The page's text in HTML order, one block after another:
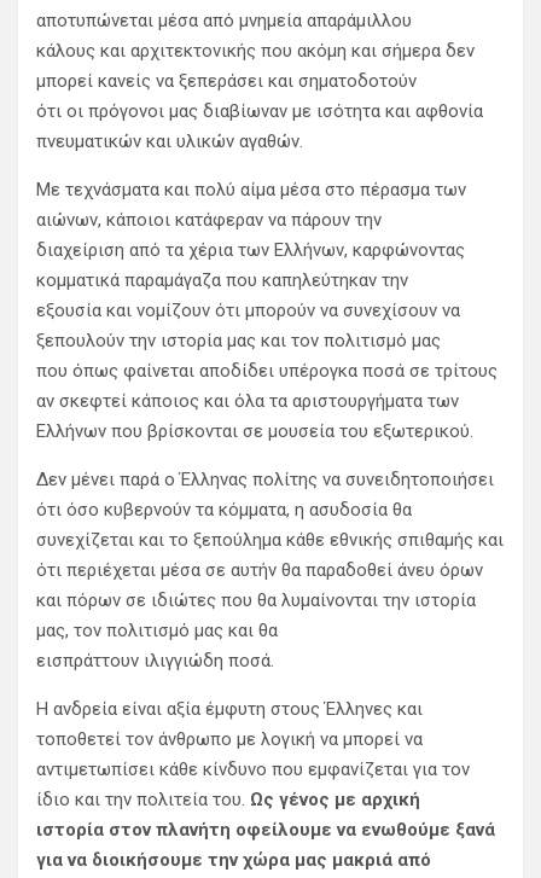
αποτυπώνεται μέσα από μνημεία απαράμιλλου
κάλους και αρχιτεκτονικής που ακόμη και σήμερα δεν
μπορεί κανείς να ξεπεράσει και σηματοδοτούν
ότι οι πρόγονοι μας διαβίωναν με ισότητα και αφθονία
πνευματικών και υλικών αγαθών.
Με τεχνάσματα και πολύ αίμα μέσα στο πέρασμα των
αιώνων, κάποιοι κατάφεραν να πάρουν την
διαχείριση από τα χέρια των Ελλήνων, καρφώνοντας
κομματικά παραμάγαζα που καπηλεύτηκαν την
εξουσία και νομίζουν ότι μπορούν να συνεχίσουν να
ξεπουλούν την ιστορία μας και τον πολιτισμό μας
που όπως φαίνεται αποδίδει υπέρογκα ποσά σε τρίτους
αν σκεφτεί κάποιος και όλα τα αριστουργήματα των
Ελλήνων που βρίσκονται σε μουσεία του εξωτερικού.
Δεν μένει παρά ο Έλληνας πολίτης να συνειδητοποιήσει
ότι όσο κυβερνούν τα κόμματα, η ασυδοσία θα
συνεχίζεται και το ξεπούλημα κάθε εθνικής σπιθαμής και
ότι περιέχεται μέσα σε αυτήν θα παραδοθεί άνευ όρων
και πόρων σε ιδιώτες που θα λυμαίνονται την ιστορία
μας, τον πολιτισμό μας και θα
εισπράττουν ιλιγγιώδη ποσά.
Η ανδρεία είναι αξία έμφυτη στους Έλληνες και
τοποθετεί τον άνθρωπο με λογική να μπορεί να
αντιμετωπίσει κάθε κίνδυνο που εμφανίζεται για τον
ίδιο και την πολιτεία του. Ως γένος με αρχική
ιστορία στον πλανήτη οφείλουμε να ενωθούμε ξανά
για να διοικήσουμε την χώρα μας μακριά από